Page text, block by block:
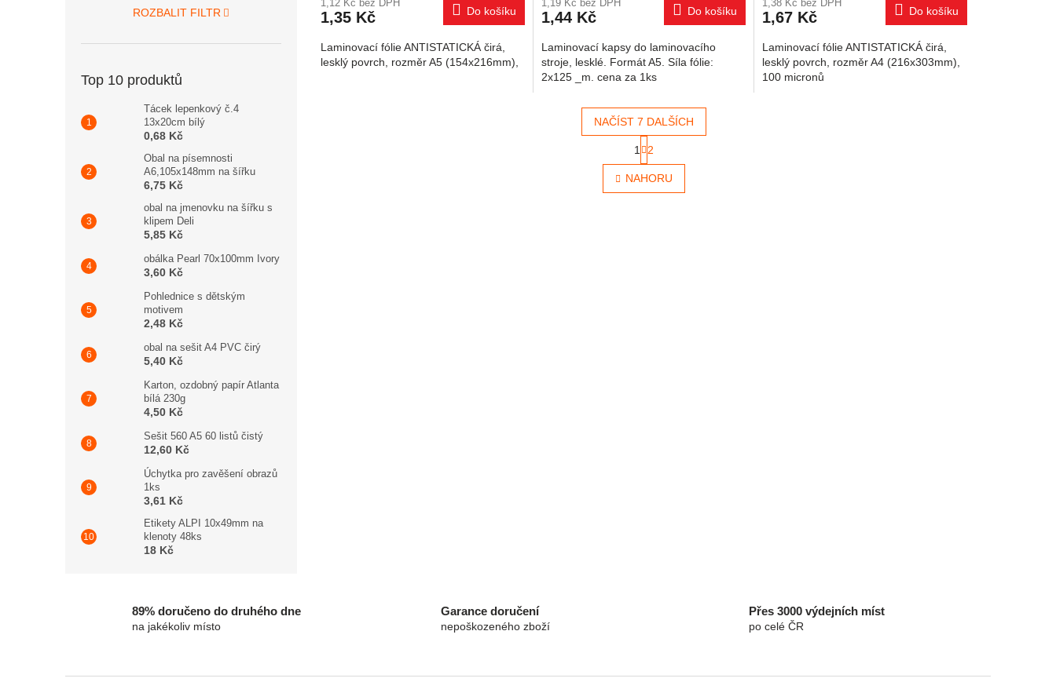
ROZBALIT FILTR
Top 10 produktů
Tácek lepenkový č.4
13x20cm bílý
0,68 Kč
Obal na písemnosti
A6,105x148mm na šířku
6,75 Kč
obal na jmenovku na šířku s
klipem Deli
5,85 Kč
obálka Pearl 70x100mm Ivory
3,60 Kč
Pohlednice s dětským
motivem
2,48 Kč
obal na sešit A4 PVC čirý
5,40 Kč
Karton, ozdobný papír Atlanta
bílá 230g
4,50 Kč
Sešit 560 A5 60 listů čistý
12,60 Kč
Úchytka pro zavěšení obrazů
1ks
3,61 Kč
Etikety ALPI 10x49mm na
klenoty 48ks
18 Kč
1,12 Kč bez DPH
1,35 Kč Do košíku
Laminovací fólie ANTISTATICKÁ čirá,
lesklý povrch, rozměr A5 (154x216mm),
1,19 Kč bez DPH
1,44 Kč Do košíku
Laminovací kapsy do laminovacího
stroje, lesklé. Formát A5. Síla fólie:
2x125 _m. cena za 1ks
1,38 Kč bez DPH
1,67 Kč Do košíku
Laminovací fólie ANTISTATICKÁ čirá,
lesklý povrch, rozměr A4 (216x303mm),
100 micronů
Ovládací prvky výpisu
NAČÍST 7 DALŠÍCH
1 2
NAHORU
89% doručeno do druhého dne
na jakékoliv místo
Garance doručení
nepoškozeného zboží
Přes 3000 výdejních míst
po celé ČR